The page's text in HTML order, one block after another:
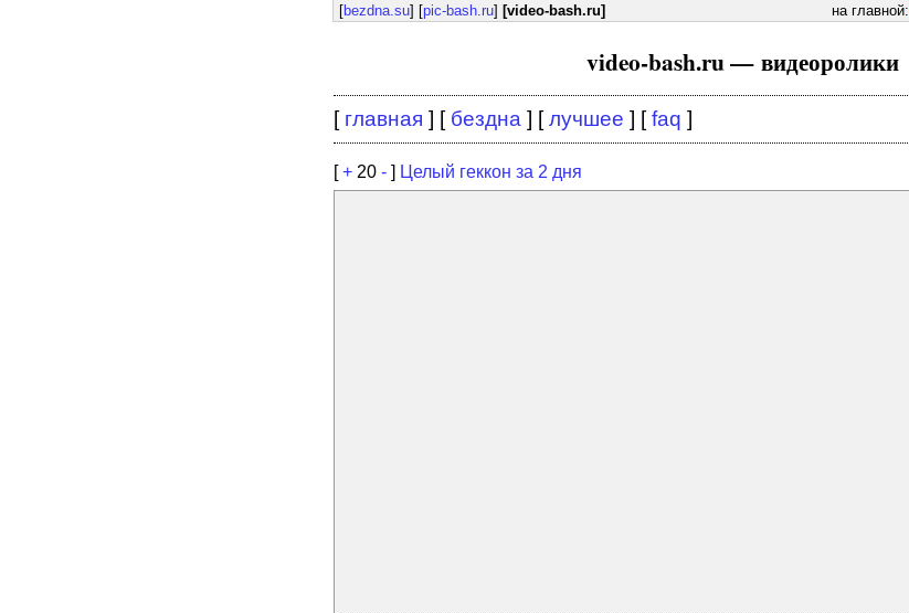
[bezdna.su] [pic-bash.ru] [video-bash.ru] на главной:
video-bash.ru — видеоролики
[ главная ] [ бездна ] [лучшее ] [faq ]
[+ 20 - ] Целый геккон за 2 дня